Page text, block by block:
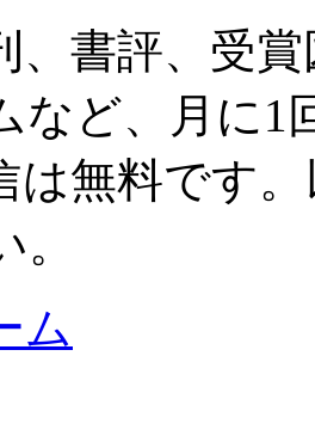
、書評、受
など、月に1
は無料です
ム